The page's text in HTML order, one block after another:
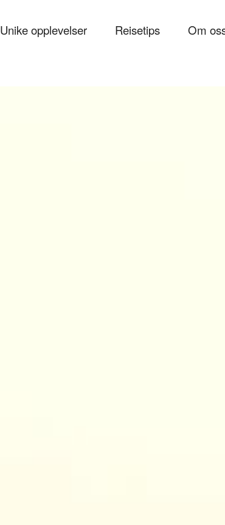
Unike opplevelser Reisetips Om